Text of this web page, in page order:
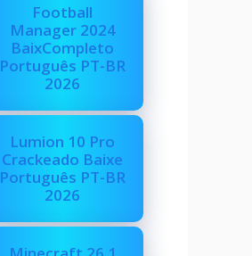
Football
Manager 2024
BaixCompleto
Português PT-BR
2026
Lumion 10 Pro
Crackeado Baixe
Português PT-BR
2026